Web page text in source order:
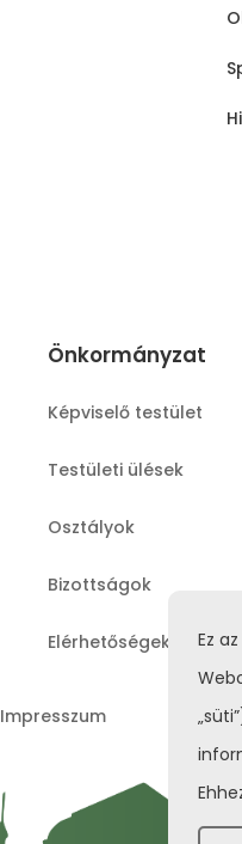
Ez
Önkormányzat
Képviselő testület
Testületi ülések
Osztályok
Bizottságok
Elérhetőségek
Impresszum